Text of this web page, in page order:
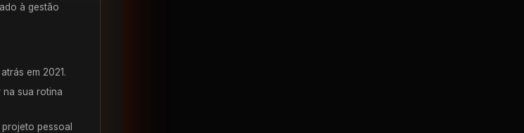
à gestão
em 2021.
na sua rotina
pessoal